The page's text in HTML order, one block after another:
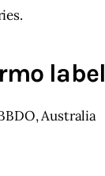
label
Australia